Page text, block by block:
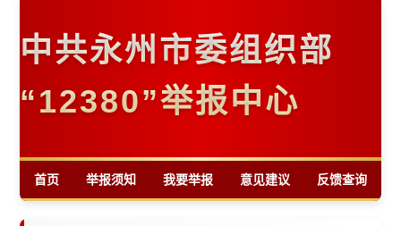
中共永州市委组织部
“12380”举报中心
首页 举报须知 我要举报 意见建议 反馈查询